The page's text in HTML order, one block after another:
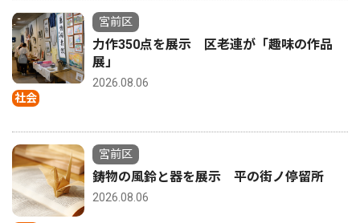
社会
宮前区
力作350点を展示 区老連が「趣味の作品
展」
2026.08.06
宮前区
鋳物の風鈴と器を展示 平の街ノ停留所
2026.08.06